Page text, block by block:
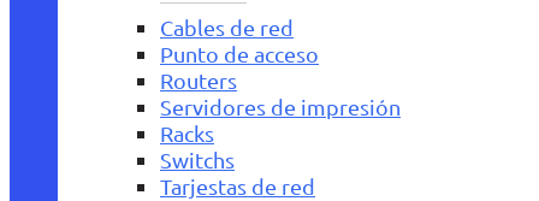
Cables de red
Punto de acceso
Routers
Servidores de impresión
Racks
Switchs
Tarjestas de red